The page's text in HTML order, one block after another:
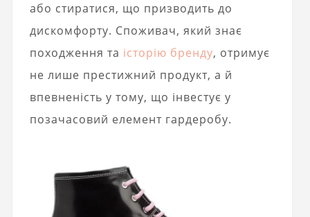
або стиратися, що призводить до
дискомфорту. Споживач, який знає
походження та історію бренду, отримує
не лише престижний продукт, а й
впевненість у тому, що інвестує у
позачасовий елемент гардеробу.